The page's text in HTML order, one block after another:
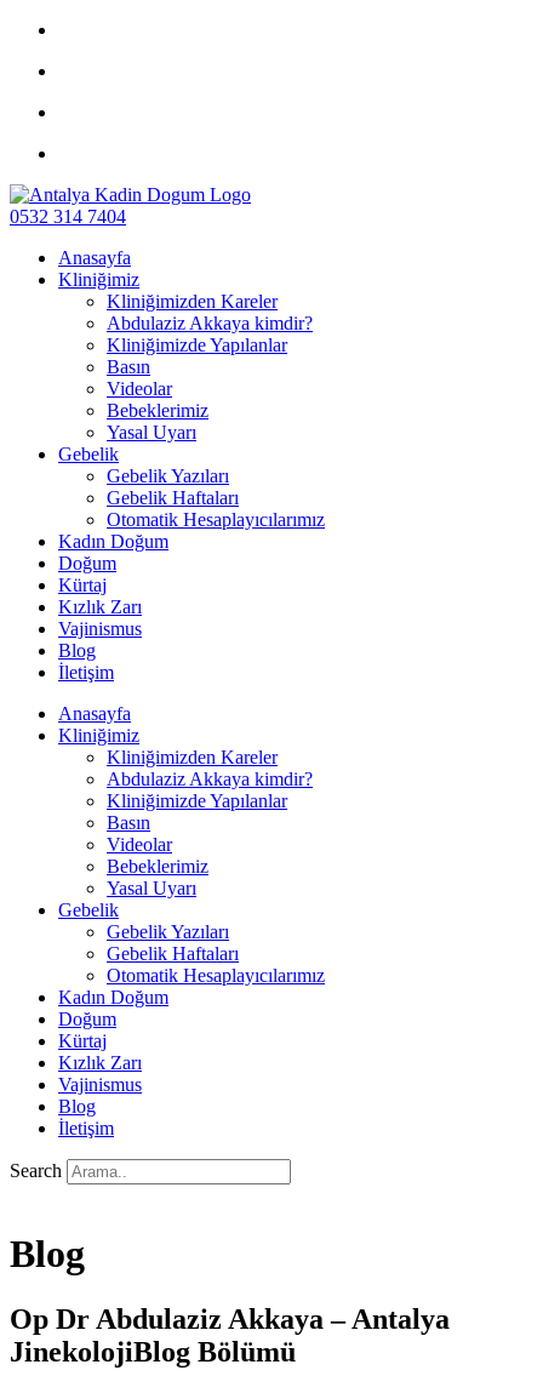
0532 314 7404
Anasayfa
Kliniğimiz
Kliniğimizden Kareler
Abdulaziz Akkaya kimdir?
Kliniğimizde Yapılanlar
Basın
Videolar
Bebeklerimiz
Yasal Uyarı
Gebelik
Gebelik Yazıları
Gebelik Haftaları
Otomatik Hesaplayıcılarımız
Kadın Doğum
Doğum
Kürtaj
Kızlık Zarı
Vajinismus
Blog
İletişim
Anasayfa
Kliniğimiz
Kliniğimizden Kareler
Abdulaziz Akkaya kimdir?
Kliniğimizde Yapılanlar
Basın
Videolar
Bebeklerimiz
Yasal Uyarı
Gebelik
Gebelik Yazıları
Gebelik Haftaları
Otomatik Hesaplayıcılarımız
Kadın Doğum
Doğum
Kürtaj
Kızlık Zarı
Vajinismus
Blog
İletişim
Search
Blog
Op Dr Abdulaziz Akkaya – Antalya
JinekolojiBlog Bölümü